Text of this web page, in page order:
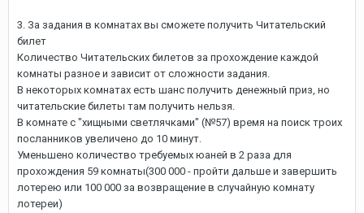
3. За задания в комнатах вы сможете получить Читательский
билет
Количество Читательских билетов за прохождение каждой
комнаты разное и зависит от сложности задания.
В некоторых комнатах есть шанс получить денежный приз, но
читательские билеты там получить нельзя.
В комнате с "хищными светлячками" (№57) время на поиск троих
посланников увеличено до 10 минут.
Уменьшено количество требуемых юаней в 2 раза для
прохождения 59 комнаты(300 000 - пройти дальше и завершить
лотерею или 100 000 за возвращение в случайную комнату
лотереи)